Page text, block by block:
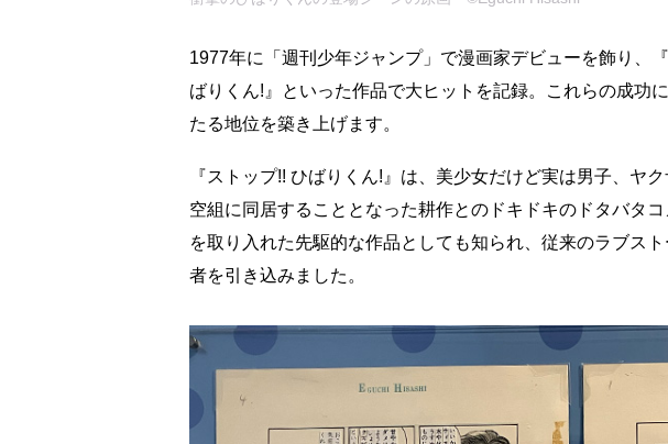
1977年に「週刊少年ジャンプ」で漫画家デビューを飾り、
ばりくん!』といった作品で大ヒットを記録。これらの成功
たる地位を築き上げます。
『ストップ!! ひばりくん!』は、美少女だけど実は男子、ヤ
空組に同居することとなった耕作とのドキドキのドタバタ
を取り入れた先駆的な作品としても知られ、従来のラブス
者を引き込みました。